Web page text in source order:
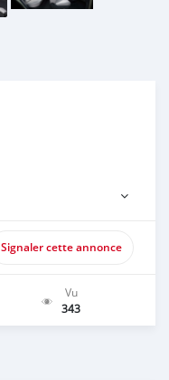
Signaler cette annonce
Vu
343